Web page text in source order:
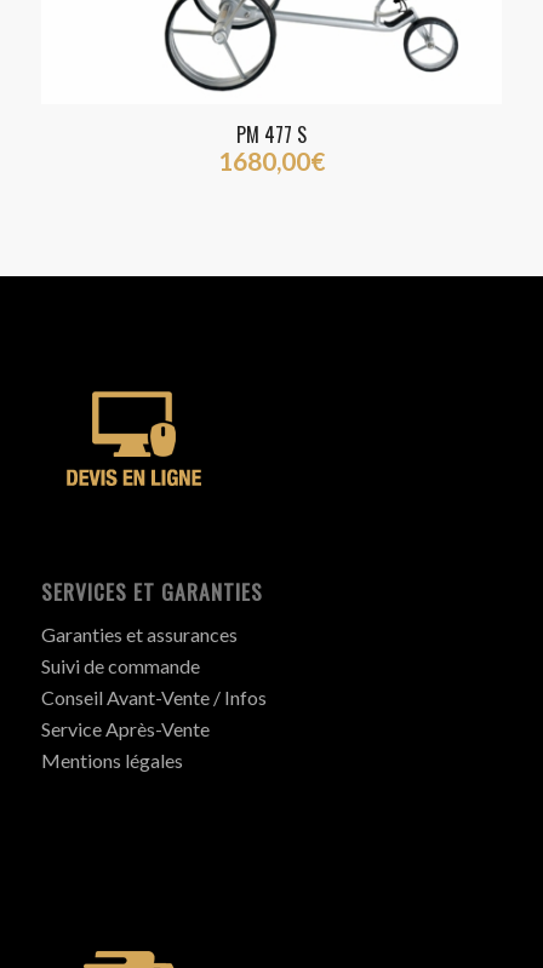
PM 477 S
1680,00€
SERVICES ET GARANTIES
Garanties et assurances
Suivi de commande
Conseil Avant-Vente / Infos
Service Après-Vente
Mentions légales